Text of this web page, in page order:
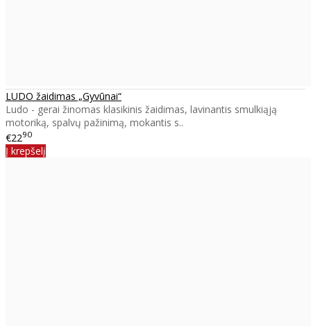
LUDO žaidimas „Gyvūnai“
Ludo - gerai žinomas klasikinis žaidimas, lavinantis smulkiąją
motoriką, spalvų pažinimą, mokantis s..
€2290
Į krepšelį